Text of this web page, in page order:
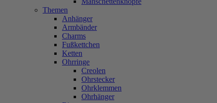
Themen
Anhänger
Armbänder
Charms
Fußkettchen
Ketten
Ohrringe
Creolen
Ohrstecker
Ohrklemmen
Ohrhänger